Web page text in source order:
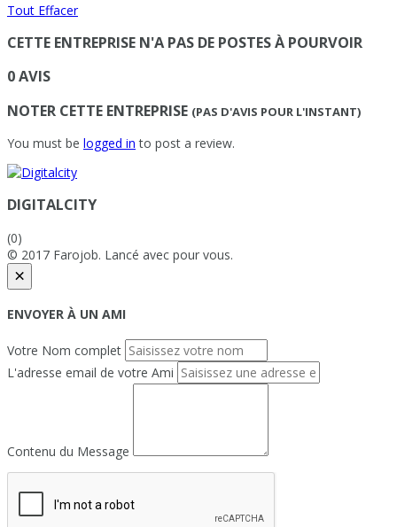
Tout Effacer
CETTE ENTREPRISE N'A PAS DE POSTES À POURVOIR
0 AVIS
NOTER CETTE ENTREPRISE (PAS D'AVIS POUR L'INSTANT)
You must be logged in to post a review.
DIGITALCITY
(0)
© 2017 Farojob. Lancé avec pour vous.
×
ENVOYER À UN AMI
Votre Nom complet
L'adresse email de votre Ami
Contenu du Message